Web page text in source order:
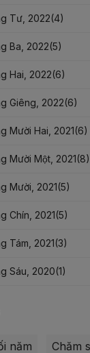
Tư, 2022(4)
Ba, 2022(5)
Hai, 2022(6)
Giêng, 2022(6)
Mười Hai, 2021(6)
Mười Một, 2021(8)
Mười, 2021(5)
Chín, 2021(5)
Tám, 2021(3)
Sáu, 2020(1)
năm Chăm